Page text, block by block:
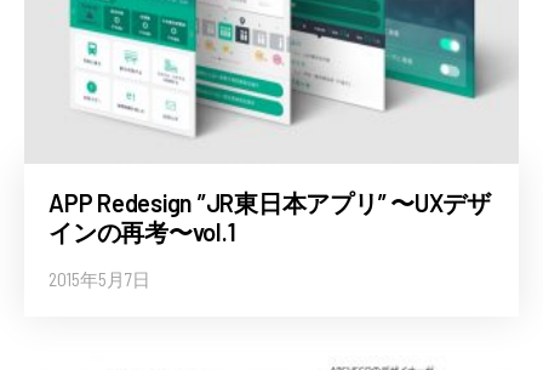
APP Redesign ”JR東日本アプリ” 〜UXデザ
インの再考〜vol.1
2015年5月7日